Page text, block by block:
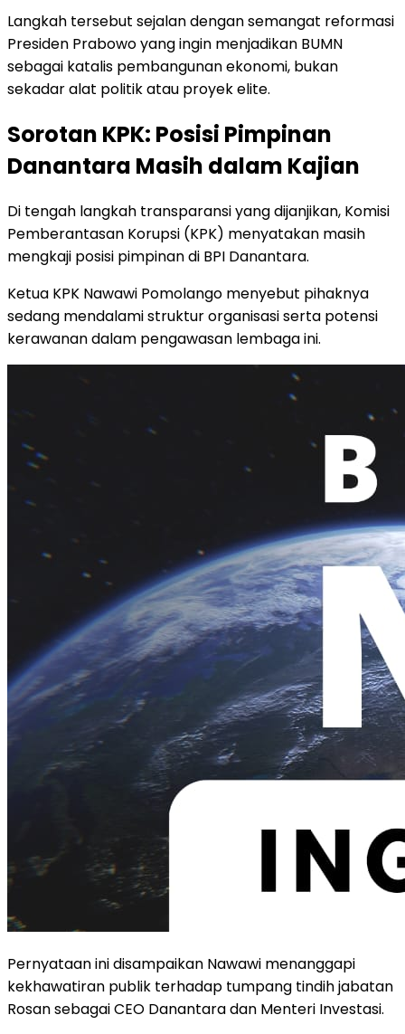
Langkah tersebut sejalan dengan semangat reformasi
Presiden Prabowo yang ingin menjadikan BUMN
sebagai katalis pembangunan ekonomi, bukan
sekadar alat politik atau proyek elite.
Sorotan KPK: Posisi Pimpinan
Danantara Masih dalam Kajian
Di tengah langkah transparansi yang dijanjikan, Komisi
Pemberantasan Korupsi (KPK) menyatakan masih
mengkaji posisi pimpinan di BPI Danantara.
Ketua KPK Nawawi Pomolango menyebut pihaknya
sedang mendalami struktur organisasi serta potensi
kerawanan dalam pengawasan lembaga ini.
Pernyataan ini disampaikan Nawawi menanggapi
kekhawatiran publik terhadap tumpang tindih jabatan
Rosan sebagai CEO Danantara dan Menteri Investasi.